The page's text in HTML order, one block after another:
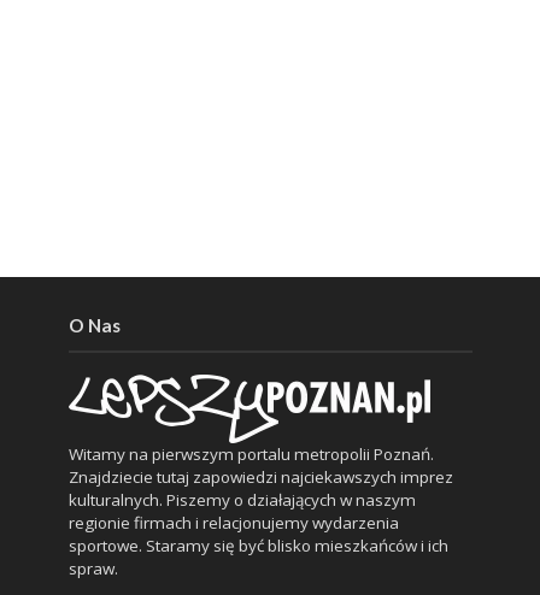
O Nas
Witamy na pierwszym portalu metropolii Poznań.
Znajdziecie tutaj zapowiedzi najciekawszych imprez
kulturalnych. Piszemy o działających w naszym
regionie firmach i relacjonujemy wydarzenia
sportowe. Staramy się być blisko mieszkańców i ich
spraw.